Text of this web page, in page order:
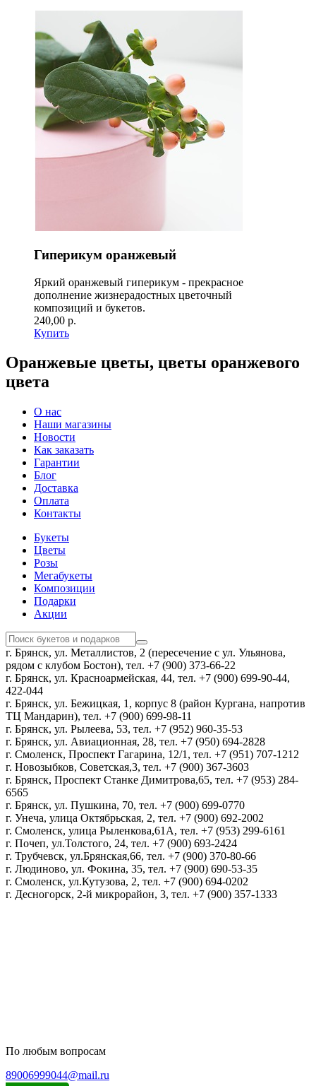
Гиперикум оранжевый
Яркий оранжевый гиперикум - прекрасное
дополнение жизнерадостных цветочный
композиций и букетов.
240,00 р.
Купить
Оранжевые цветы, цветы оранжевого
цвета
О нас
Наши магазины
Новости
Как заказать
Гарантии
Блог
Доставка
Оплата
Контакты
Букеты
Цветы
Розы
Мегабукеты
Композиции
Подарки
Акции
г. Брянск, ул. Металлистов, 2 (пересечение с ул. Ульянова,
рядом с клубом Бостон), тел. +7 (900) 373-66-22
г. Брянск, ул. Красноармейская, 44, тел. +7 (900) 699-90-44,
422-044
г. Брянск, ул. Бежицкая, 1, корпус 8 (район Кургана, напротив
ТЦ Мандарин), тел. +7 (900) 699-98-11
г. Брянск, ул. Рылеева, 53, тел. +7 (952) 960-35-53
г. Брянск, ул. Авиационная, 28, тел. +7 (950) 694-2828
г. Смоленск, Проспект Гагарина, 12/1, тел. +7 (951) 707-1212
г. Новозыбков, Советская,3, тел. +7 (900) 367-3603
г. Брянск, Проспект Станке Димитрова,65, тел. +7 (953) 284-
6565
г. Брянск, ул. Пушкина, 70, тел. +7 (900) 699-0770
г. Унеча, улица Октябрьская, 2, тел. +7 (900) 692-2002
г. Смоленск, улица Рыленкова,61А, тел. +7 (953) 299-6161
г. Почеп, ул.Толстого, 24, тел. +7 (900) 693-2424
г. Трубчевск, ул.Брянская,66, тел. +7 (900) 370-80-66
г. Людиново, ул. Фокина, 35, тел. +7 (900) 690-53-35
г. Смоленск, ул.Кутузова, 2, тел. +7 (900) 694-0202
г. Десногорск, 2-й микрорайон, 3, тел. +7 (900) 357-1333
По любым вопросам
89006999044@mail.ru